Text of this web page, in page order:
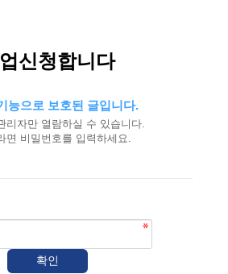
신청합니다
능으로 보호된 글입니다.
리자만 열람하실 수 있습니다.
면 비밀번호를 입력하세요.